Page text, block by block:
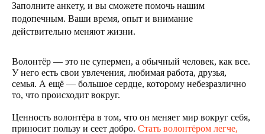
Заполните анкету, и вы сможете помочь нашим
подопечным. Ваши время, опыт и внимание
действительно меняют жизни.
Волонтёр — это не супермен, а обычный человек, как все.
У него есть свои увлечения, любимая работа, друзья,
семья. А ещё — большое сердце, которому небезразлично
то, что происходит вокруг.
Ценность волонтёра в том, что он меняет мир вокруг себя,
приносит пользу и сеет добро. Стать волонтёром легче,